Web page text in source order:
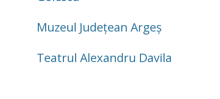
Muzeul Județean Argeș
Teatrul Alexandru Davila